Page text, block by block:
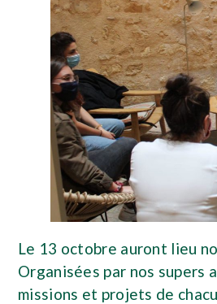
Le 13 octobre auront lieu
Organisées par nos supers
missions et projets de